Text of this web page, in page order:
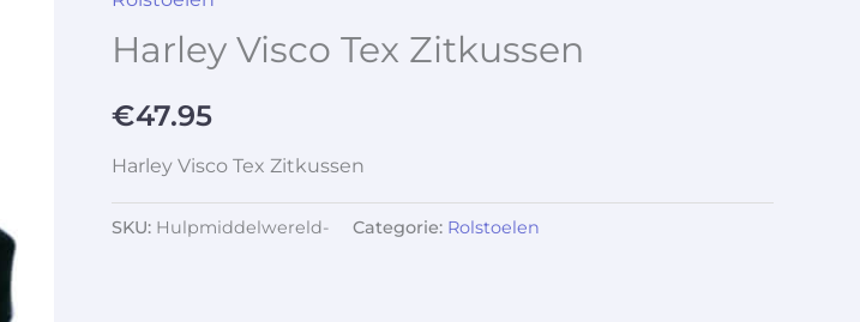
Harley Visco Tex Zitkussen
€47.95
Harley Visco Tex Zitkussen
SKU: Hulpmiddelwereld- Categorie: Rolstoelen